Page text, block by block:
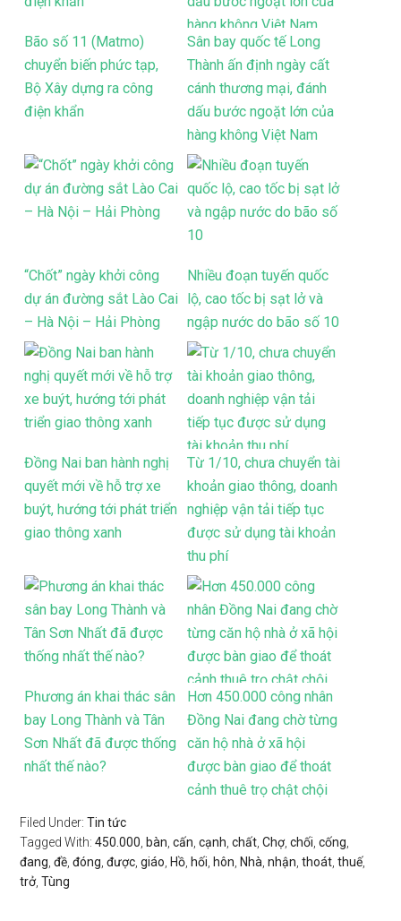
Bão số 11 (Matmo)
chuyển biến phức tạp,
Bộ Xây dựng ra công
điện khẩn
Sân bay quốc tế Long
Thành ấn định ngày cất
cánh thương mại, đánh
dấu bước ngoặt lớn của
hàng không Việt Nam
“Chốt” ngày khởi công
dự án đường sắt Lào Cai
– Hà Nội – Hải Phòng
Nhiều đoạn tuyến quốc
lộ, cao tốc bị sạt lở và
ngập nước do bão số 10
Đồng Nai ban hành nghị
quyết mới về hỗ trợ xe
buýt, hướng tới phát triển
giao thông xanh
Từ 1/10, chưa chuyển tài
khoản giao thông, doanh
nghiệp vận tải tiếp tục
được sử dụng tài khoản
thu phí
Phương án khai thác sân
bay Long Thành và Tân
Sơn Nhất đã được thống
nhất thế nào?
Hơn 450.000 công nhân
Đồng Nai đang chờ từng
căn hộ nhà ở xã hội
được bàn giao để thoát
cảnh thuê trọ chật chội
Filed Under:Tin tức
Tagged With:450.000 bàn ,cấn ,cạnh ,chất ,Chợ,chối ,cống
đang ,đề ,đóng ,được ,giáo Hồ hối hôn Nhà ,nhận ,thoát ,thuế,
trở,Tùng